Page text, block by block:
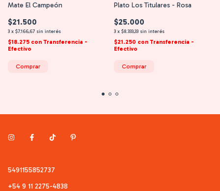
Mate El Campeón
$21.500
3 x $7.166,67 sin interés
$18.275 con Transferencia -
Efectivo
Comprar
Plato Los Titulares - Rosa
$25.000
3 x $8.333,33 sin interés
$21.250 con Transferencia -
Efectivo
Comprar
5491155852737
+54 9 11 2275-4838